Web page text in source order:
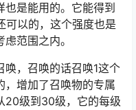
是能用的。它能得到
可以的，这个强度也是
范围之内。
唤，召唤的话召唤1这个
，增加了召唤物的专属
20级到30级，它的每级